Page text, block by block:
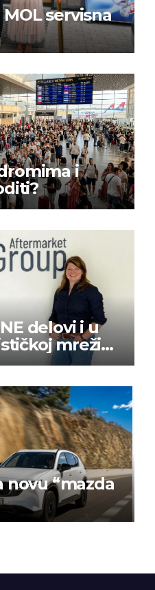
servisna
i
delovi i u
mreži
grupe
novu “mazda